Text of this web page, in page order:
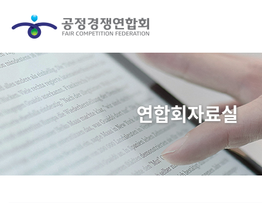
연합회자료실